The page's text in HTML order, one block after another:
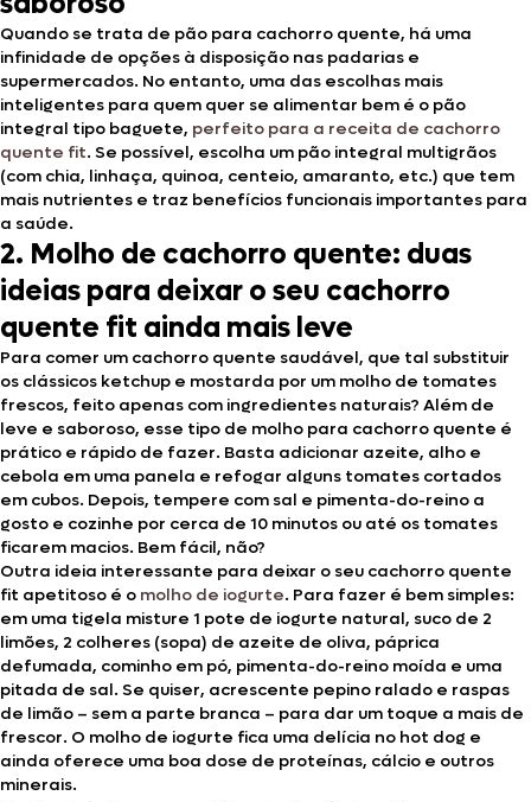
Quando se trata de pão para cachorro quente, há uma
infinidade de opções à disposição nas padarias e
supermercados. No entanto, uma das escolhas mais
inteligentes para quem quer se alimentar bem é o pão
integral tipo baguete, perfeito para a receita de cachorro
quente fit. Se possível, escolha um pão integral multigrãos
(com chia, linhaça, quinoa, centeio, amaranto, etc.) que tem
mais nutrientes e traz benefícios funcionais importantes para
a saúde.
2. Molho de cachorro quente: duas
ideias para deixar o seu cachorro
quente fit ainda mais leve
Para comer um cachorro quente saudável, que tal substituir
os clássicos ketchup e mostarda por um molho de tomates
frescos, feito apenas com ingredientes naturais? Além de
leve e saboroso, esse tipo de molho para cachorro quente é
prático e rápido de fazer. Basta adicionar azeite, alho e
cebola em uma panela e refogar alguns tomates cortados
em cubos. Depois, tempere com sal e pimenta-do-reino a
gosto e cozinhe por cerca de 10 minutos ou até os tomates
ficarem macios. Bem fácil, não?
Outra ideia interessante para deixar o seu cachorro quente
fit apetitoso é o molho de iogurte. Para fazer é bem simples:
em uma tigela misture 1 pote de iogurte natural, suco de 2
limões, 2 colheres (sopa) de azeite de oliva, páprica
defumada, cominho em pó, pimenta-do-reino moída e uma
pitada de sal. Se quiser, acrescente pepino ralado e raspas
de limão – sem a parte branca – para dar um toque a mais de
frescor. O molho de iogurte fica uma delícia no hot dog e
ainda oferece uma boa dose de proteínas, cálcio e outros
minerais.